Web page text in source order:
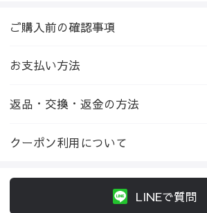
ご購入前の確認事項
お支払い方法
返品・交換・返金の方法
クーポン利用について
LINEで質問